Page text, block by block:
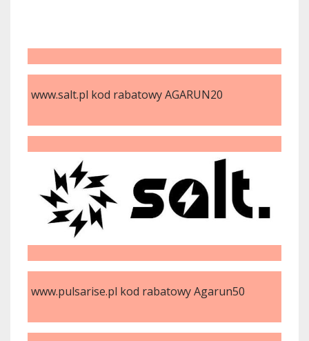
www.salt.pl kod rabatowy AGARUN20
www.pulsarise.pl kod rabatowy Agarun50